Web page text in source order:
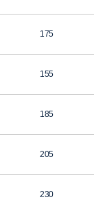
175
155
185
205
230